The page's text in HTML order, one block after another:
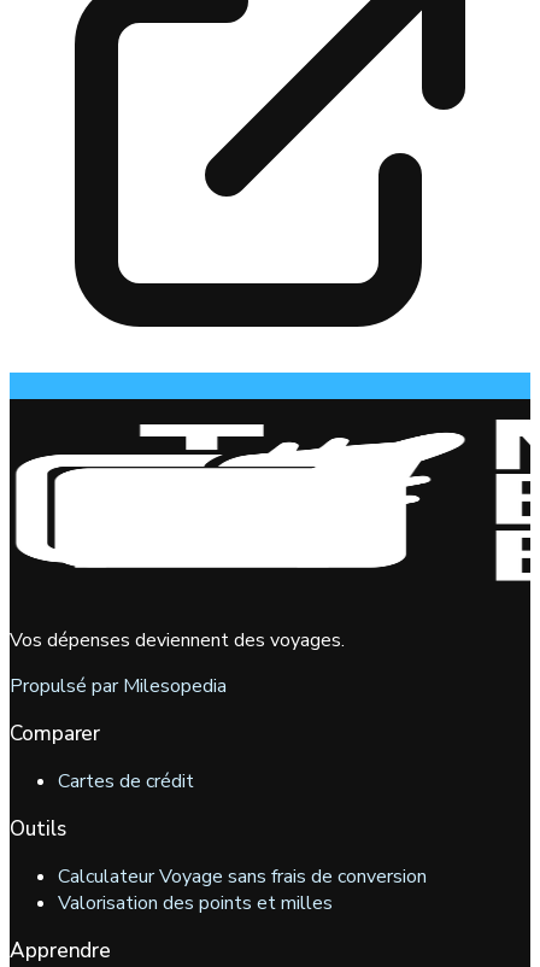
Vos dépenses deviennent des voyages.
Propulsé par Milesopedia
Comparer
Cartes de crédit
Outils
Calculateur Voyage sans frais de conversion
Valorisation des points et milles
Apprendre